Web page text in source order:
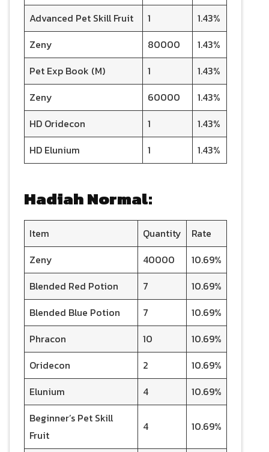
Advanced Pet Skill Fruit
1
1.43%
Zeny
80000
1.43%
Pet Exp Book (M)
1
1.43%
Zeny
60000
1.43%
HD Oridecon
1
1.43%
HD Elunium
1 1.43%
Hadiah Normal:
Item Quantity
Rate
Zeny
40000
10.69%
Blended Red Potion
7
10.69%
Blended Blue Potion
7
10.69%
Phracon
10
10.69%
Oridecon
2
10.69%
Elunium
4
10.69%
Beginner’s Pet Skill
Fruit
4 10.69%